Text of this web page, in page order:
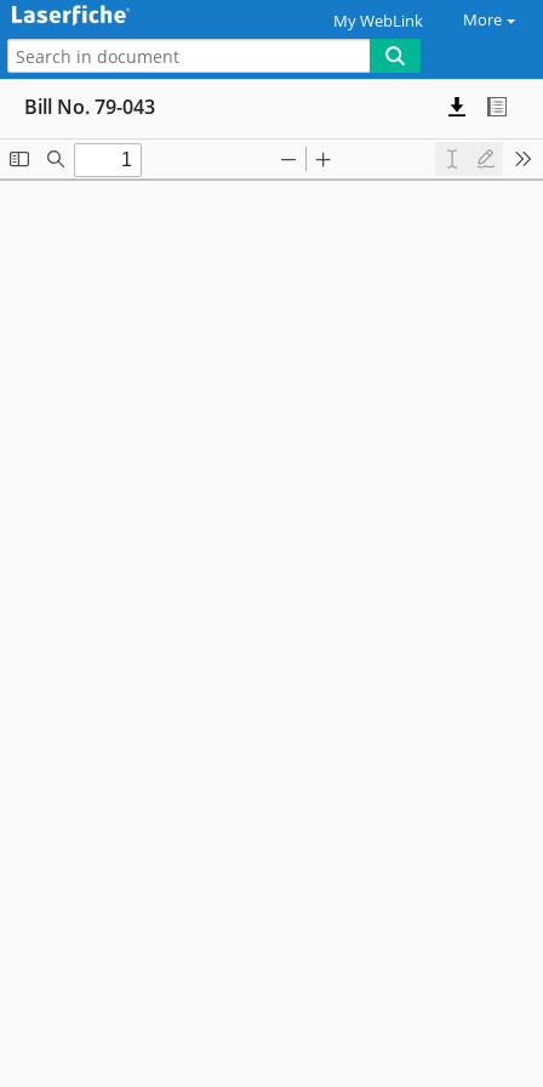
My WebLink More
Bill No. 79-043